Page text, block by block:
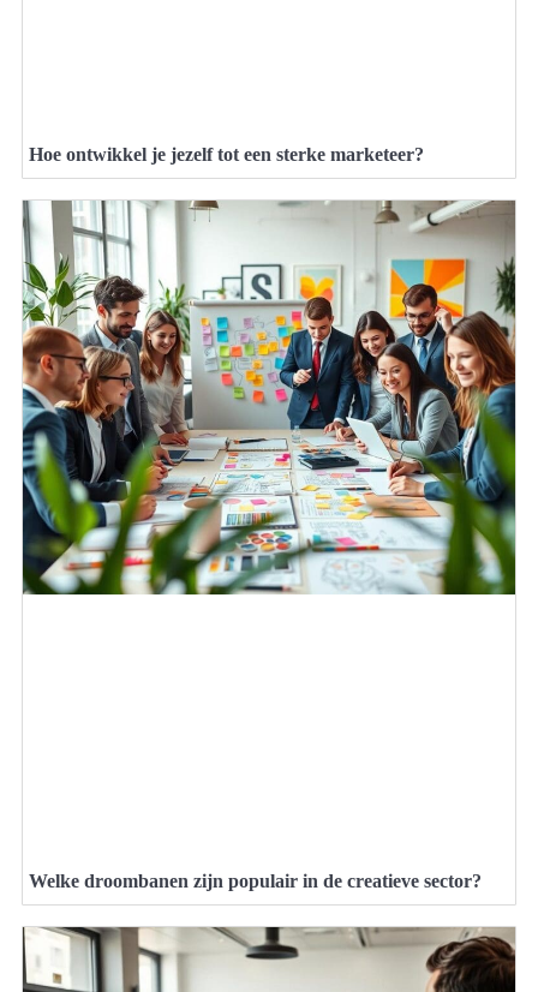
Hoe ontwikkel je jezelf tot een sterke marketeer?
Welke droombanen zijn populair in de creatieve sector?